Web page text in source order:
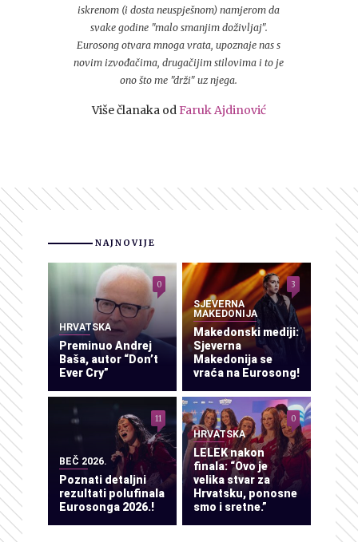
iskrenom (i dosta neuspješnom) namjerom da
svake godine "malo smanjim doživljaj".
Eurosong otvara mnoga vrata, upoznaje nas s
novim izvođačima, drugačijim stilovima i to je
ono što me "drži" uz njega.
Više članaka odFaruk Ajdinović
NAJNOVIJE
HRVATSKA
Preminuo Andrej
Baša, autor “Don’t
Ever Cry”
0
SJEVERNA
MAKEDONIJA
Makedonski mediji:
Sjeverna
Makedonija se
vraća na Eurosong!
3
BEČ 2026.
Poznati detaljni
rezultati polufinala
Eurosonga 2026.!
11
HRVATSKA
LELEK nakon
finala: “Ovo je
velika stvar za
Hrvatsku, ponosne
smo i sretne.”
0